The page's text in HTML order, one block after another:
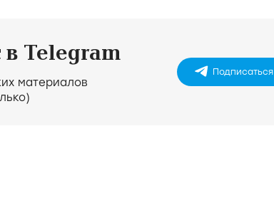
Telegram
материалов
Подписаться